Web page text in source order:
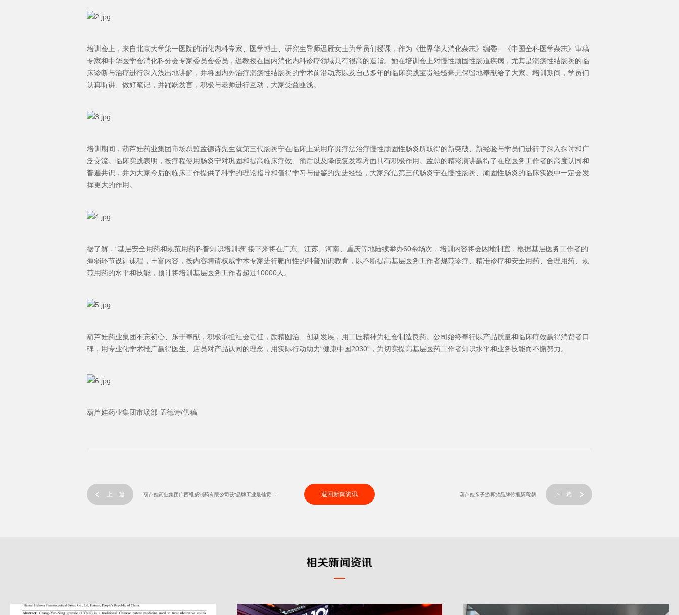
培训会上，来自北京大学第一医院的消化内科专家、医学博士、研究生导师迟雁女士为学员们授课，作为《世界华人消化杂志》编委、《中国全科医学杂志》审稿
专家和中华医学会消化科分会专家委员会委员，迟教授在国内消化内科诊疗领域具有很高的造诣。她在培训会上对慢性顽固性肠道疾病，尤其是溃疡性结肠炎的临
床诊断与治疗进行深入浅出地讲解，并将国内外治疗溃疡性结肠炎的学术前沿动态以及自己多年的临床实践宝贵经验毫无保留地奉献给了大家。培训期间，学员们
认真听讲、做好笔记，并踊跃发言，积极与老师进行互动，大家受益匪浅。
培训期间，葫芦娃药业集团市场总监孟德诗先生就第三代肠炎宁在临床上采用序贯疗法治疗慢性顽固性肠炎所取得的新突破、新经验与学员们进行了深入探讨和广
泛交流。临床实践表明，按疗程使用肠炎宁对巩固和提高临床疗效、预后以及降低复发率方面具有积极作用。孟总的精彩演讲赢得了在座医务工作者的高度认同和
普遍共识，并为大家今后的临床工作提供了科学的理论指导和值得学习与借鉴的先进经验，大家深信第三代肠炎宁在慢性肠炎、顽固性肠炎的临床实践中一定会发
挥更大的作用。
据了解，“基层安全用药和规范用药科普知识培训班”接下来将在广东、江苏、河南、重庆等地陆续举办60余场次，培训内容将会因地制宜，根据基层医务工作者的
薄弱环节设计课程，丰富内容，按内容聘请权威学术专家进行靶向性的科普知识教育，以不断提高基层医务工作者规范诊疗、精准诊疗和安全用药、合理用药、规
范用药的水平和技能，预计将培训基层医务工作者超过10000人。
葫芦娃药业集团不忘初心、乐于奉献，积极承担社会责任，励精图治、创新发展，用工匠精神为社会制造良药。公司始终奉行以产品质量和临床疗效赢得消费者口
碑，用专业化学术推广赢得医生、店员对产品认同的理念，用实际行动助力“健康中国2030”，为切实提高基层医药工作者知识水平和业务技能而不懈努力。
葫芦娃药业集团市场部 孟德诗/供稿
上一篇 返回新闻资讯 葫芦娃亲子游再掀品牌传播新高潮 下一篇